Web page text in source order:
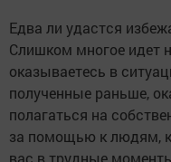
Едва ли удастся
Слишком многое идет
оказываетесь в
полученные раньше,
полагаться на
за помощью к людям,
вас в трудные